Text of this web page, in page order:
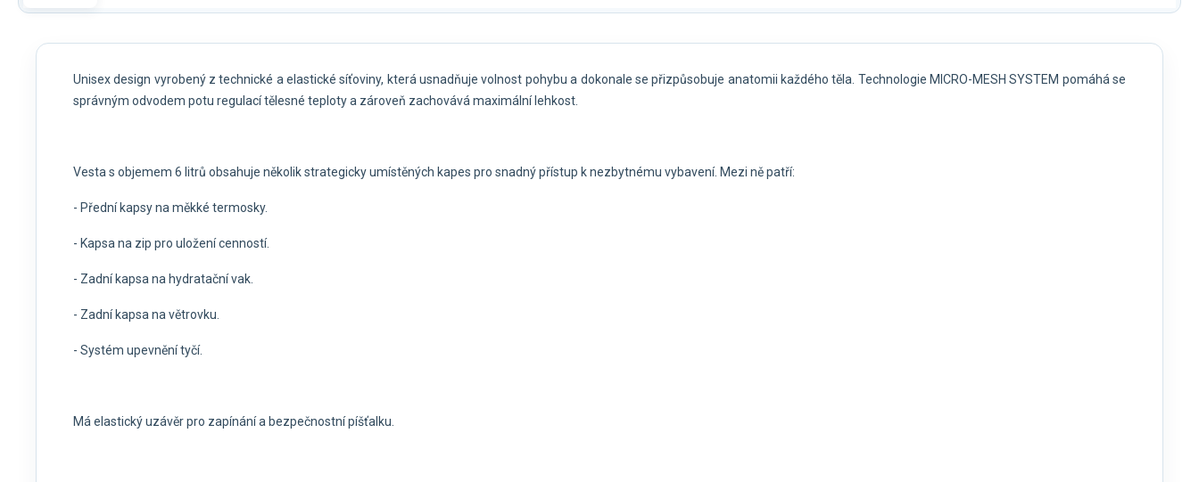
Unisex design vyrobený z technické a elastické síťoviny, která usnadňuje volnost pohybu a dokonale se přizpůsobuje anatomii každého těla. Technologie MICRO-MESH SYSTEM pomáhá se
správným odvodem potu regulací tělesné teploty a zároveň zachovává maximální lehkost.
Vesta s objemem 6 litrů obsahuje několik strategicky umístěných kapes pro snadný přístup k nezbytnému vybavení. Mezi ně patří:
- Přední kapsy na měkké termosky.
- Kapsa na zip pro uložení cenností.
- Zadní kapsa na hydratační vak.
- Zadní kapsa na větrovku.
- Systém upevnění tyčí.
Má elastický uzávěr pro zapínání a bezpečnostní píšťalku.